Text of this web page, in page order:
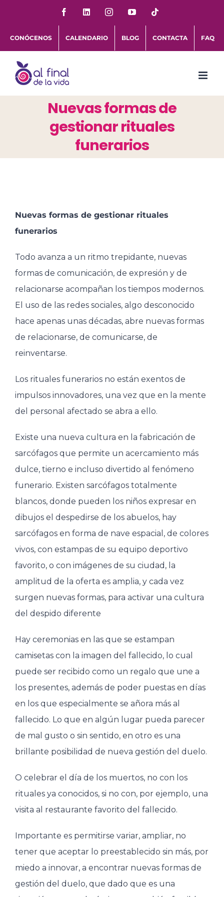
contenido
FacebookLinkedInInstagramYouTube
CONÓCENOS CALENDARIO BLOG CONTACTA FAQ
Nuevas formas de
gestionar rituales
funerarios
Nuevas formas de gestionar rituales
funerarios
Todo avanza a un ritmo trepidante, nuevas
formas de comunicación, de expresión y de
relacionarse acompañan los tiempos modernos.
El uso de las redes sociales, algo desconocido
hace apenas unas décadas, abre nuevas formas
de relacionarse, de comunicarse, de
reinventarse.
Los rituales funerarios no están exentos de
impulsos innovadores, una vez que en la mente
del personal afectado se abra a ello.
Existe una nueva cultura en la fabricación de
sarcófagos que permite un acercamiento más
dulce, tierno e incluso divertido al fenómeno
funerario. Existen sarcófagos totalmente
blancos, donde pueden los niños expresar en
dibujos el despedirse de los abuelos, hay
sarcófagos en forma de nave espacial, de colores
vivos, con estampas de su equipo deportivo
favorito, o con imágenes de su ciudad, la
amplitud de la oferta es amplia, y cada vez
surgen nuevas formas, para activar una cultura
del despido diferente
Hay ceremonias en las que se estampan
camisetas con la imagen del fallecido, lo cual
puede ser recibido como un regalo que une a
los presentes, además de poder puestas en días
en los que especialmente se añora más al
fallecido. Lo que en algún lugar pueda parecer
de mal gusto o sin sentido, en otro es una
brillante posibilidad de nueva gestión del duelo.
O celebrar el día de los muertos, no con los
rituales ya conocidos, si no con, por ejemplo, una
visita al restaurante favorito del fallecido.
Importante es permitirse variar, ampliar, no
tener que aceptar lo preestablecido sin más, por
miedo a innovar, a encontrar nuevas formas de
gestión del duelo, que dado que es una